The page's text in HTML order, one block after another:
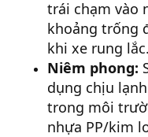
trái chạm vào
khoảng trống
khi xe rung lắc.
Niêm phong:
dụng chịu
trong môi
nhựa PP/kim